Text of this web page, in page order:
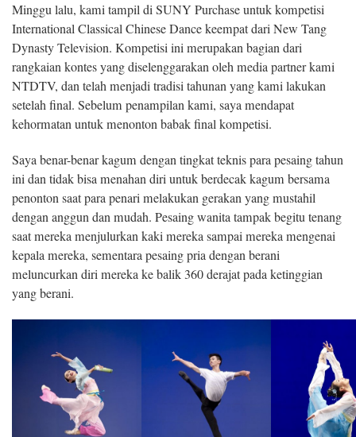
Minggu lalu, kami tampil di SUNY Purchase untuk kompetisi
International Classical Chinese Dance keempat dari New Tang
Dynasty Television. Kompetisi ini merupakan bagian dari
rangkaian kontes yang diselenggarakan oleh media partner kami
NTDTV, dan telah menjadi tradisi tahunan yang kami lakukan
setelah final. Sebelum penampilan kami, saya mendapat
kehormatan untuk menonton babak final kompetisi.
Saya benar-benar kagum dengan tingkat teknis para pesaing tahun
ini dan tidak bisa menahan diri untuk berdecak kagum bersama
penonton saat para penari melakukan gerakan yang mustahil
dengan anggun dan mudah. Pesaing wanita tampak begitu tenang
saat mereka menjulurkan kaki mereka sampai mereka mengenai
kepala mereka, sementara pesaing pria dengan berani
meluncurkan diri mereka ke balik 360 derajat pada ketinggian
yang berani.